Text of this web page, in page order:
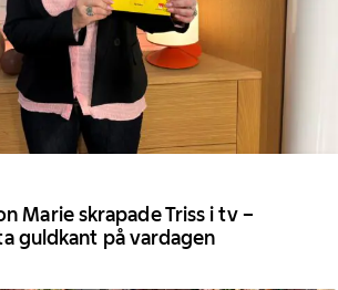
Marie skrapade Triss i tv –
guldkant på vardagen